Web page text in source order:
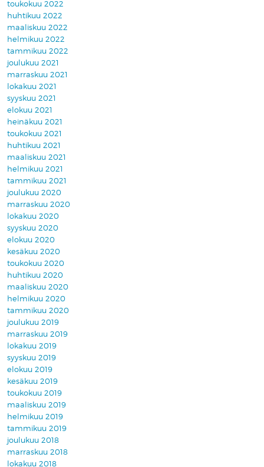
toukokuu 2022
huhtikuu 2022
maaliskuu 2022
helmikuu 2022
tammikuu 2022
joulukuu 2021
marraskuu 2021
lokakuu 2021
syyskuu 2021
elokuu 2021
heinäkuu 2021
toukokuu 2021
huhtikuu 2021
maaliskuu 2021
helmikuu 2021
tammikuu 2021
joulukuu 2020
marraskuu 2020
lokakuu 2020
syyskuu 2020
elokuu 2020
kesäkuu 2020
toukokuu 2020
huhtikuu 2020
maaliskuu 2020
helmikuu 2020
tammikuu 2020
joulukuu 2019
marraskuu 2019
lokakuu 2019
syyskuu 2019
elokuu 2019
kesäkuu 2019
toukokuu 2019
maaliskuu 2019
helmikuu 2019
tammikuu 2019
joulukuu 2018
marraskuu 2018
lokakuu 2018